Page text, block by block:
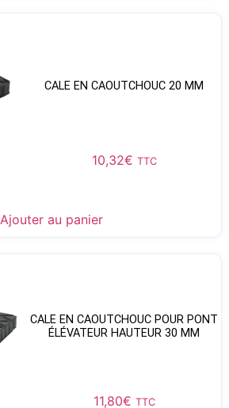
CALE EN CAOUTCHOUC 20 MM
10,32€ TTC
Ajouter au panier
CALE EN CAOUTCHOUC POUR PONT
ÉLÉVATEUR HAUTEUR 30 MM
11,80€ TTC